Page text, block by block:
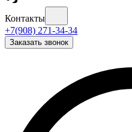
Контакты
+7(908) 271-34-34
Заказать звонок